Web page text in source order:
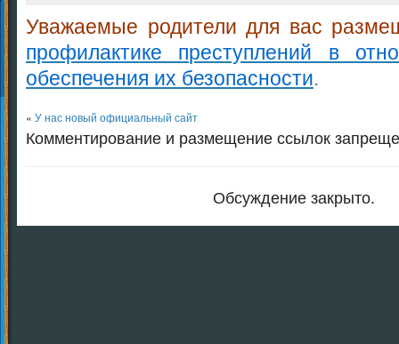
Уважаемые родители для вас
профилактике преступлений в
обеспечения их безопасности.
« У нас новый официальный сайт
Комментирование и размещение ссылок
Обсуждение закрыто.